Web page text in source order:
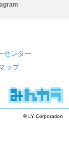
センター
ップ
© LY Corporation